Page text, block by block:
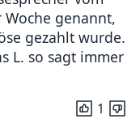
genannt,
gezahlt wurde.
L. so sagt immer
1